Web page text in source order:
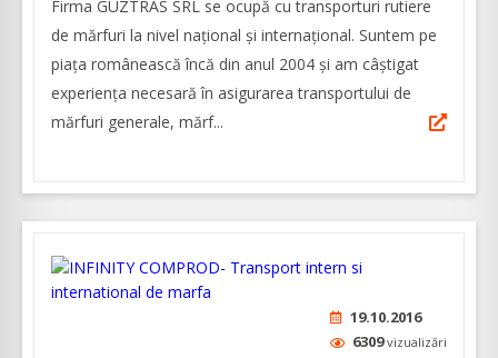
Firma GUZTRAS SRL se ocupă cu transporturi rutiere
de mărfuri la nivel național și internațional. Suntem pe
piața românească încă din anul 2004 și am câștigat
experiența necesară în asigurarea transportului de
mărfuri generale, mărf...
19.10.2016
6309vizualizări